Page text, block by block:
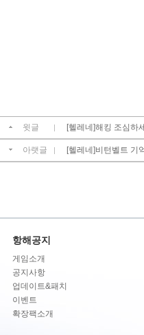
윗글 | [헬레네]해킹 조심하
아랫글 | [헬레네]비턴벨트 기
항해공지
게임소개
공지사항
업데이트&패치
이벤트
확장팩소개